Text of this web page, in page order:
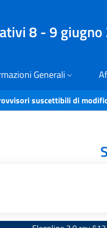
8 - 9
Generali
suscettibili di